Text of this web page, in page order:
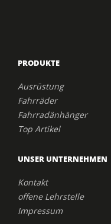
PRODUKTE
Ausrüstung
Fahrräder
Fahrradänhänger
Top Artikel
UNSER UNTERNEHMEN
Kontakt
offene Lehrstelle
Impressum